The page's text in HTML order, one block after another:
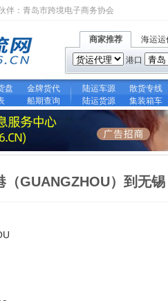
伴： 青岛市跨境电子商务协会
商家推荐 海运运
港口
盘 金牌货代 陆运车源
散货专线
船期查询 陆运货源 集装箱车
（GUANGZHOU）到无